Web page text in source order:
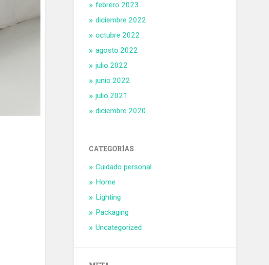
febrero 2023
diciembre 2022
octubre 2022
agosto 2022
julio 2022
junio 2022
julio 2021
diciembre 2020
CATEGORÍAS
Cuidado personal
Home
Lighting
Packaging
Uncategorized